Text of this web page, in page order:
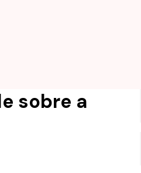
sobre a